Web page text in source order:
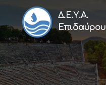
Δ.Ε.Υ.Α.
Επιδαύρου